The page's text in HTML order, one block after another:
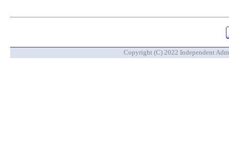
Copyright (C) 2022 Independent